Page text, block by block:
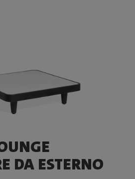
DA ESTERNO